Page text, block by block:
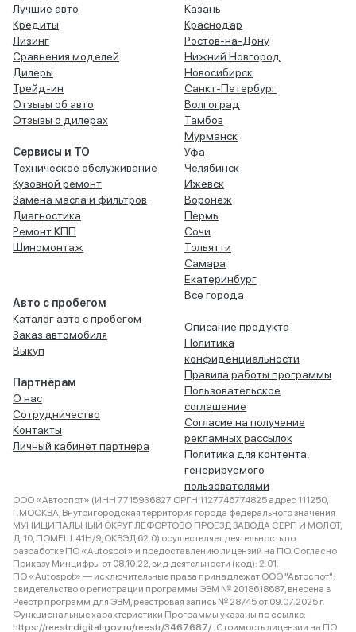
Лучшие авто
Кредиты
Лизинг
Сравнения моделей
Дилеры
Трейд-ин
Отзывы об авто
Отзывы о дилерах
Сервисы и ТО
Техническое обслуживание
Кузовной ремонт
Замена масла и фильтров
Диагностика
Ремонт КПП
Шиномонтаж
Авто с пробегом
Каталог авто с пробегом
Заказ автомобиля
Выкуп
Партнёрам
О нас
Сотрудничество
Контакты
Личный кабинет партнера
Казань
Краснодар
Ростов-на-Дону
Нижний Новгород
Новосибирск
Санкт-Петербург
Волгоград
Тамбов
Мурманск
Уфа
Челябинск
Ижевск
Воронеж
Пермь
Сочи
Тольятти
Самара
Екатеринбург
Все города
Описание продукта
Политика
конфиденциальности
Правила работы программы
Пользовательское
соглашение
Согласие на получение
рекламных рассылок
Политика для контента,
генерируемого
пользователями
ООО «Автоспот» (ИНН 7715936827 ОРГН 1127746774825 адрес 111250,
Г.МОСКВА, Внутригородская территория города федерального значения
МУНИЦИПАЛЬНЫЙ ОКРУГ ЛЕФОРТОВО, ПРОЕЗД ЗАВОДА СЕРП И МОЛОТ,
Д. 10, ПОМЕЩ. 41Н/9, ОКВЭД 62.0) осуществляет деятельность по
разработке ПО «Autospot» и предоставлению лицензий на ПО. Согласно
Приказу Минцифры от 08.10.22, вид деятельности (код): 2.01.
ПО «Autospot» — исключительные права принадлежат ООО "Автоспот":
свидетельство о регистрации программы ЭВМ № 2018618687, внесена в
Реестр программ для ЭВМ, реестровая запись № 28745 от 09.07.2025 г.
Функциональные характеристики Программы указаны по ссылке:
https://reestr.digital.gov.ru/reestr/3467687/ . Стоимость лицензии на ПО